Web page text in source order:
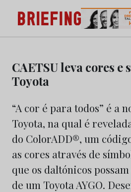
content
Briefing: Todas as notícias
Marketing e da Publicidade
CAETSU leva cores e
Toyota
“A cor é para todos” é a
Toyota, na qual é
do ColorADD®, um
as cores através de
que os daltónicos
de um Toyota AYGO.